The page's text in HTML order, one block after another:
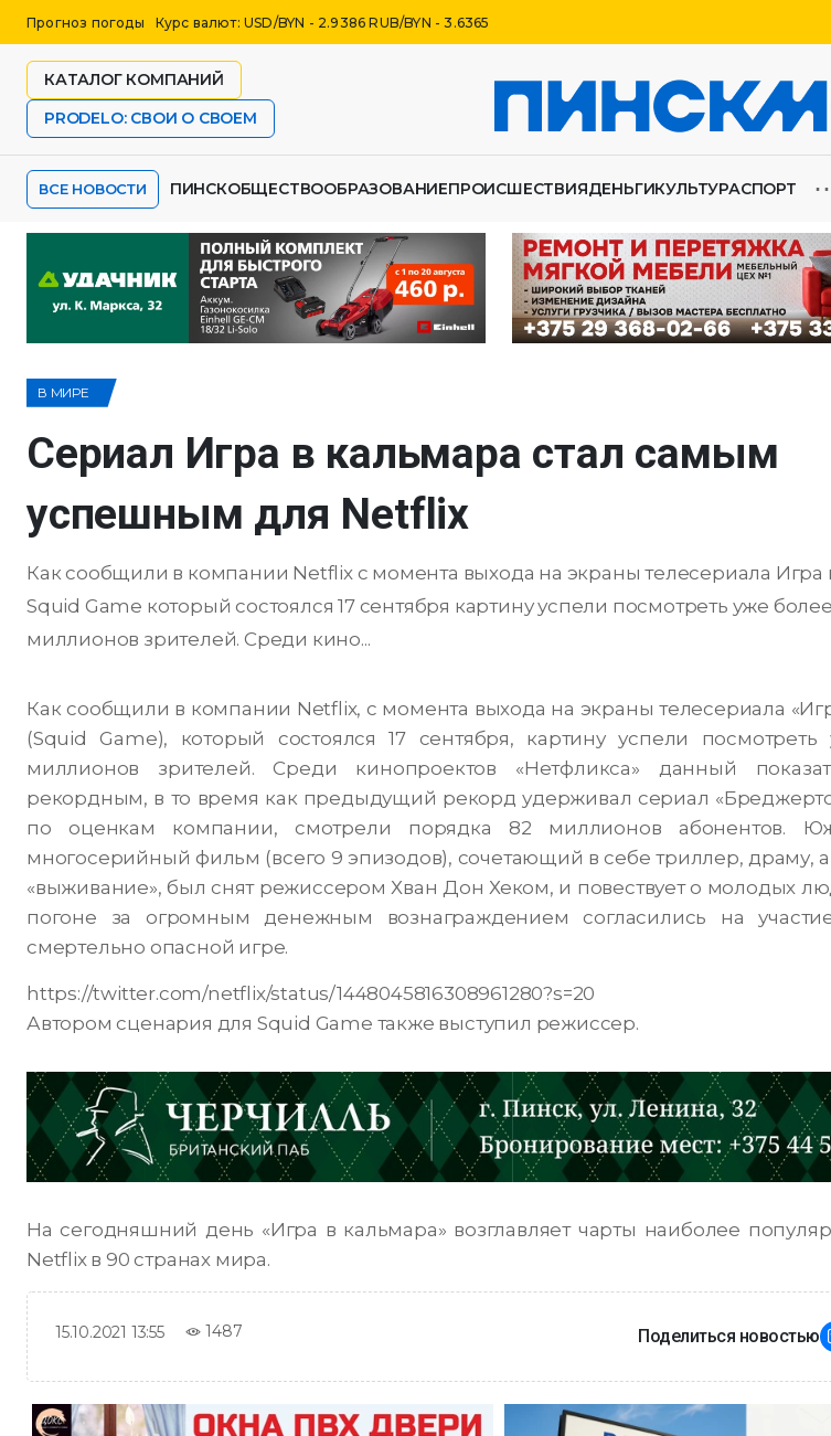
Прогноз погоды Курс валют: USD/BYN - 2.9386 RUB/BYN - 3.6365
КАТАЛОГ КОМПАНИЙ
PRODELO: СВОИ О СВОЕМ
ВСЕ НОВОСТИ ПИНСКОБЩЕСТВООБРАЗОВАНИЕПРОИСШЕСТВИЯДЕНЬГИКУЛЬТУРАСПОРТ
В МИРЕ
Сериал Игра в кальмара стал самым
успешным для Netflix
Как сообщили в компании Netflix с момента выхода на экраны телесериала Игра
Squid Game который состоялся 17 сентября картину успели посмотреть уже более
миллионов зрителей. Среди кино...
Как сообщили в компании Netflix, с момента выхода на экраны телесериала
(Squid Game), который состоялся 17 сентября, картину успели посмотреть
миллионов зрителей. Среди кинопроектов «Нетфликса» данный
рекордным, в то время как предыдущий рекорд удерживал сериал
по оценкам компании, смотрели порядка 82 миллионов абонентов.
многосерийный фильм (всего 9 эпизодов), сочетающий в себе триллер, драму,
«выживание», был снят режиссером Хван Дон Хеком, и повествует о молодых
погоне за огромным денежным вознаграждением согласились на
смертельно опасной игре.
https://twitter.com/netflix/status/1448045816308961280?s=20
Автором сценария для Squid Game также выступил режиссер.
На сегодняшний день «Игра в кальмара» возглавляет чарты наиболее
Netflix в 90 странах мира.
15.10.2021 13:55 1487 Поделиться новостью